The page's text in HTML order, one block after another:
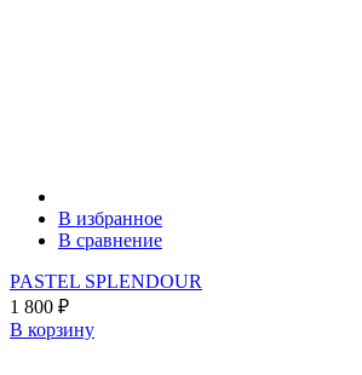
В избранное
В сравнение
PASTEL SPLENDOUR
1 800 ₽
В корзину